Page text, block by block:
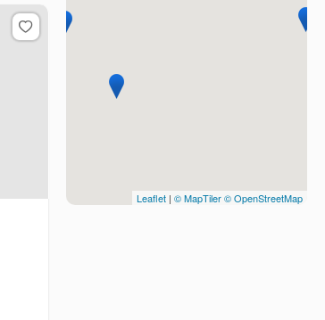
Leaflet | © MapTiler© OpenStreetMap